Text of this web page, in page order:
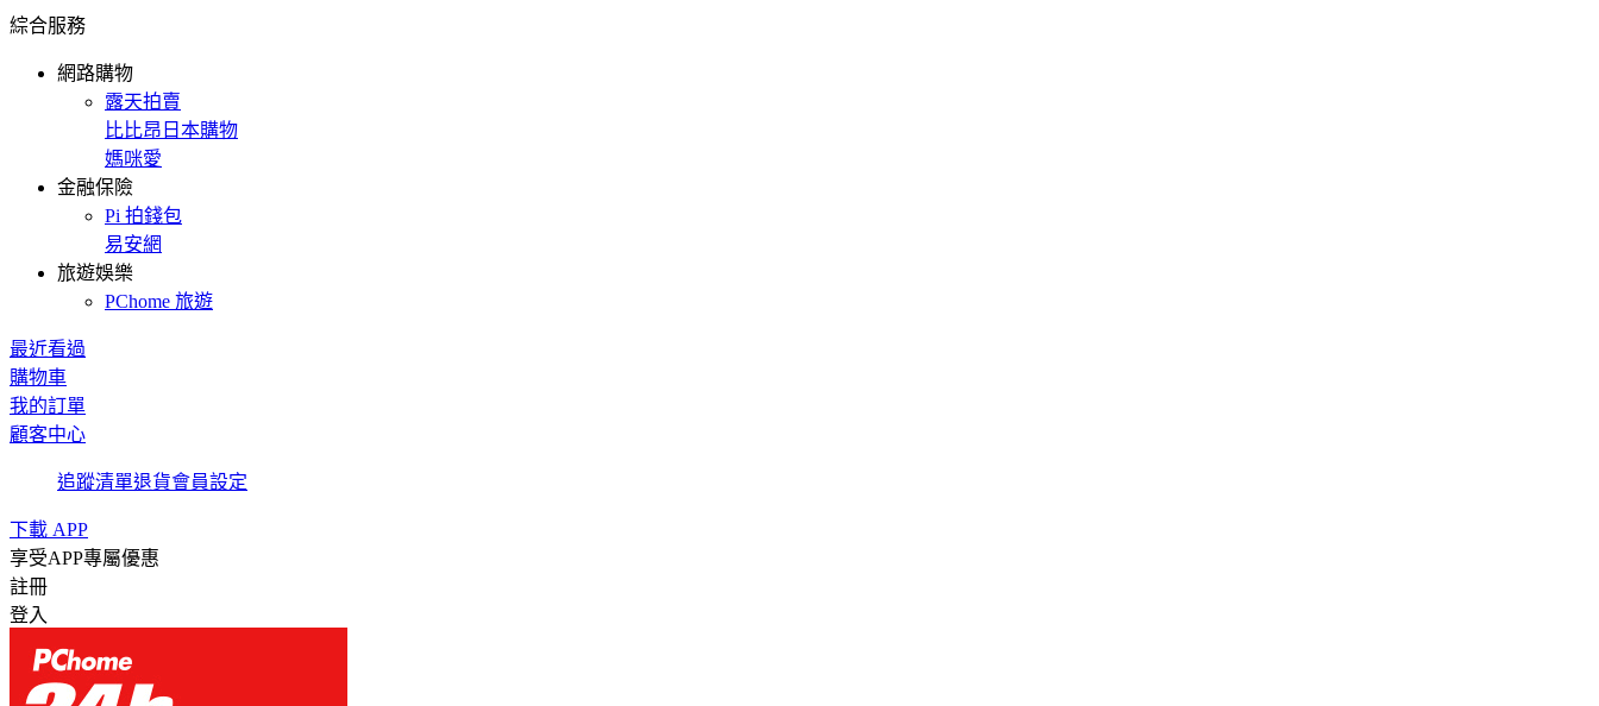
綜合服務
網路購物
露天拍賣
比比昂日本購物
媽咪愛
金融保險
Pi 拍錢包
易安網
旅遊娛樂
PChome 旅遊
最近看過
購物車
我的訂單
顧客中心
追蹤清單退貨會員設定
下載 APP
享受APP專屬優惠
註冊
登入